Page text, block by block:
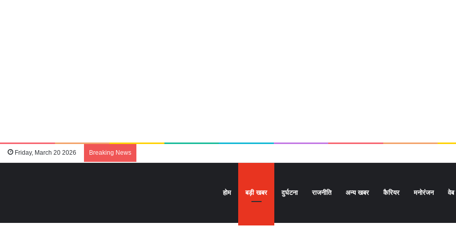
Friday, March 20 2026 Breaking News
होम बड़ी खबर दुर्घटना राजनीति अन्य खबर कैरियर मनोरंजन वेब